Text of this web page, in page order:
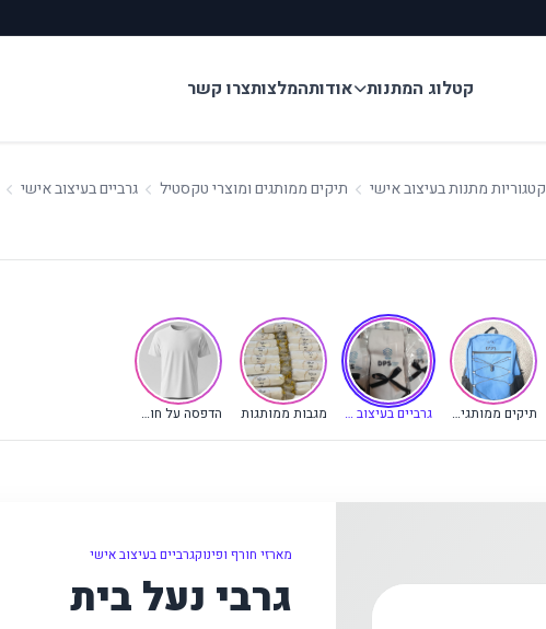
קטלוג המתנות אודותהמלצותצרו קשר
קטגוריות מתנות בעיצוב אישי תיקים ממותגים ומוצרי טקסטיל גרביים בעיצוב אישי
תיקים ממותגים ומוצרי טקסטיל גרביים בעיצוב אישי
(קטגוריה נוכחית)
מגבות ממותגות הדפסה על חולצות
מארזי חורף ופינוקגרביים בעיצוב אישי
גרבי נעל בית